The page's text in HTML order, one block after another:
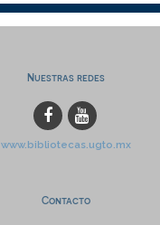
Nuestras redes
www.bibliotecas.ugto.mx
Contacto